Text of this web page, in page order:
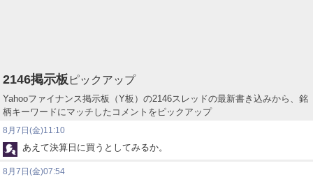
2146掲示板 ピックアップ
Yahooファイナンス掲示板（Y板）の2146スレッドの最新書き込みから、銘
柄キーワードにマッチしたコメントをピックアップ
8月7日(金)11:10
あえて決算日に買うとしてみるか。
8月7日(金)07:54